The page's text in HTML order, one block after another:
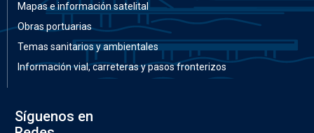
Mapas e información satelital
Obras portuarias
Temas sanitarios y ambientales
Información vial, carreteras y pasos fronterizos
Síguenos en